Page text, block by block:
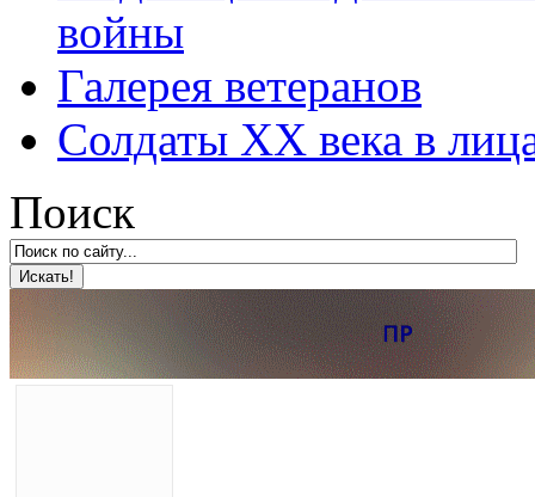
войны
Галерея ветеранов
Солдаты XX века в
Поиск